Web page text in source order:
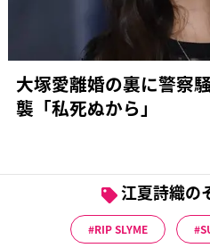
大塚愛離婚の裏に警察
襲「私死ぬから」
江夏詩織の
RIP SLYME